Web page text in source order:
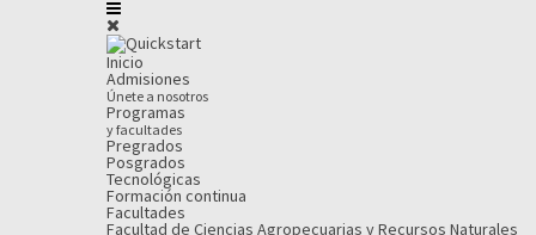
Inicio
Admisiones
Únete a nosotros
Programas
y facultades
Pregrados
Posgrados
Tecnológicas
Formación continua
Facultades
Facultad de Ciencias Agropecuarias y Recursos Naturales